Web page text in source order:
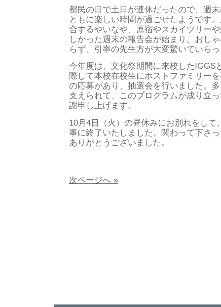
都民の日で土日が連休だったので、週
ともに楽しい時間が過ごせたようです
合するやいなや、原宿やスカイツリー
しかった週末の報告会が始まり、おし
らず、引率の先生方が大変驚いていら
今年度は、文化祭期間に来校したIGGS
際して本校在校生にホストファミリー
の応募があり、抽選会を行いました。
支えられて、このプログラムが成り立
謝申し上げます。
10月4日（火）の昼休みにお別れをして
事に終了いたしました。関わって下さ
ありがとうございました。
次ページへ »